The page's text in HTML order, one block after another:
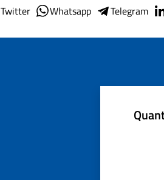
Twitter Whatsapp Telegram